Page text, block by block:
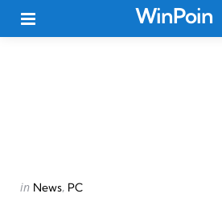
WinPoin
Categories
Posted
in News PC